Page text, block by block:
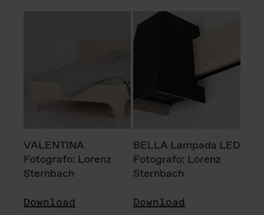
VALENTINA
Fotografo: Lorenz
Sternbach
Download
BELLA Lampada LED
Fotografo: Lorenz
Sternbach
Download